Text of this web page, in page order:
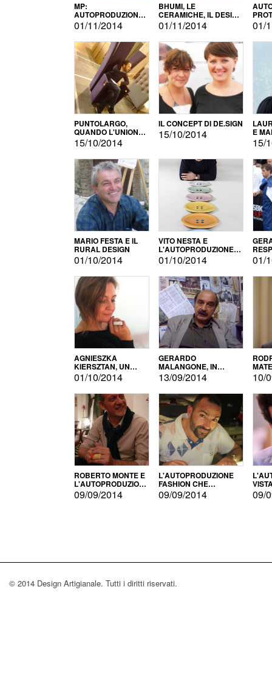
MP:
AUTOPRODUZIONE
E INNOVAZIONE
01/11/2014
BHUMI, LE
CERAMICHE, IL DESIGN
E L'AUTOPRODUZIONE
01/11/2014 01/
PUNTOLARGO,
QUANDO L'UNIONE
FA LA FORZA E
VINCE
15/10/2014
IL CONCEPT DI DE.SIGN
15/10/2014 E
15/
MARIO FESTA E IL
RURAL DESIGN
01/10/2014
VITO NESTA E
L'AUTOPRODUZIONE
COME RECUPERO DEI
SIMBOLI
01/10/2014 01/
AGNIESZKA
KIERSZTAN, UN
MODELLO DI
AUTOPRODUZIONE
01/10/2014
GERARDO
MALANGONE, IN
GIURIA PER IL
CONCORSO
LETTERARIO
13/09/2014 10/
ROBERTO MONTE E
L'AUTOPRODUZIONE
CON IL CENSIMENTO
09/09/2014
L'AUTOPRODUZIONE
FASHION CHE
CONQUISTA GLI USA
09/09/2014 09/
© 2014 Design Artigianale. Tutti i diritti riservati.